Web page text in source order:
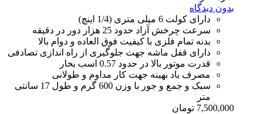
بدون دیدگاه
دارای کولت 6 میلی متری (1/4 اینچ)
سرعت چرخش آزاد حدود 25 هزار دور در دقیقه
بدنه تمام فلزی با کیفیت فوق العاده و دوام بالا
دارای قفل ماشه جهت جلوگیری از راه اندازی تصادفی
قدرت موتور بالا در حدود 0.57 اسب بخار
مصرف باد بهینه جهت کار مداوم و طولانی
سبک و جمع و جور با وزن 600 گرم و طول 17 سانتی
متر
7,500,000 تومان